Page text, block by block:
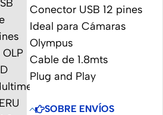
Conector USB 12 pines
Ideal para Cámaras
Olympus
Cable de 1.8mts
Plug and Play
SOBRE ENVÍOS